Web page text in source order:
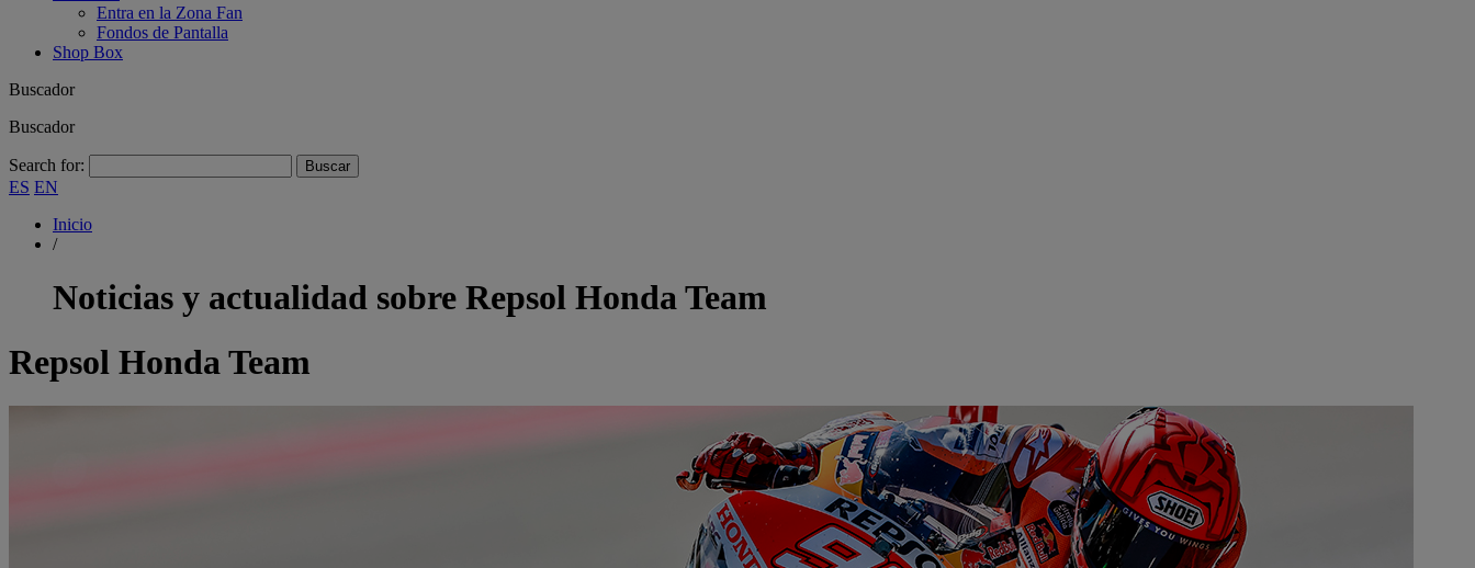
Entra en la Zona Fan
Fondos de Pantalla
Shop Box
Buscador
Buscador
Search for:
ES EN
Inicio
/
Noticias y actualidad sobre Repsol Honda Team
Repsol Honda Team